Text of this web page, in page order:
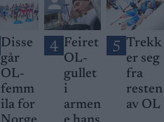
Disse
går
OL-
femm
ila for
4 Feiret
OL-
gullet
i
armen
5 Trekk
er seg
fra
resten
av OL